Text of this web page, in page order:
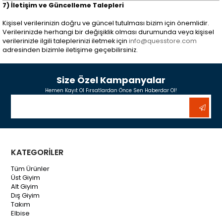
7) İletişim ve Güncelleme Talepleri
Kişisel verilerinizin doğru ve güncel tutulması bizim için önemlidir.
Verilerinizde herhangi bir değişiklik olması durumunda veya kişisel
verilerinizle ilgili taleplerinizi iletmek için info@quesstore.com
adresinden bizimle iletişime geçebilirsiniz.
Size Özel Kampanyalar
Hemen Kayıt Ol Fırsatlardan Önce Sen Haberdar Ol!
KATEGORİLER
Tüm Ürünler
Üst Giyim
Alt Giyim
Dış Giyim
Takım
Elbise